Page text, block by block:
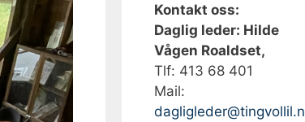
Kontakt oss:
Daglig leder: Hilde
Vågen Roaldset,
Tlf: 413 68 401‬
Mail:
dagligleder@tingvollil.n